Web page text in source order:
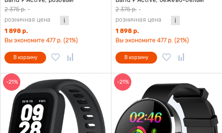
2 375 р. -
розничная цена
1 898 р.
Вы экономите 477 р. (21%)
В корзину
2 375 р. -
розничная цена
1 898 р.
Вы экономите 477 р. (21%)
В корзину
-21% -21%